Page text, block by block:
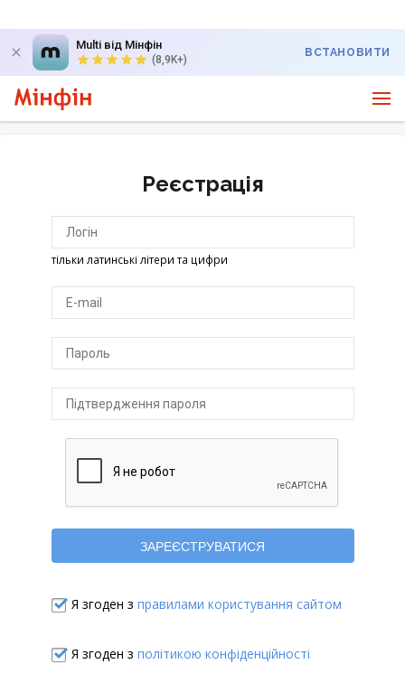
Multi від Мінфін
(8,9K+)
ВСТАНОВИТИ
Реєстрація
тільки латинські літери та цифри
Я згоден з правилами користування сайтом
Я згоден з політикою конфіденційності